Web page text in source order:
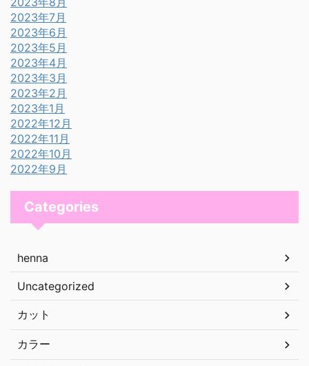
2023年7月
2023年6月
2023年5月
2023年4月
2023年3月
2023年2月
2023年1月
2022年12月
2022年11月
2022年10月
2022年9月
Categories
henna
Uncategorized
カット
カラー